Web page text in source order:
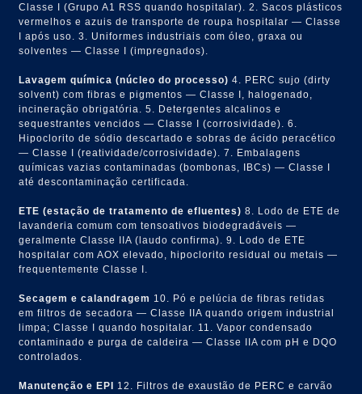
Classe I (Grupo A1 RSS quando hospitalar). 2. Sacos plásticos
vermelhos e azuis de transporte de roupa hospitalar — Classe
I após uso. 3. Uniformes industriais com óleo, graxa ou
solventes — Classe I (impregnados).
Lavagem química (núcleo do processo) 4. PERC sujo (dirty
solvent) com fibras e pigmentos — Classe I, halogenado,
incineração obrigatória. 5. Detergentes alcalinos e
sequestrantes vencidos — Classe I (corrosividade). 6.
Hipoclorito de sódio descartado e sobras de ácido peracético
— Classe I (reatividade/corrosividade). 7. Embalagens
químicas vazias contaminadas (bombonas, IBCs) — Classe I
até descontaminação certificada.
ETE (estação de tratamento de efluentes) 8. Lodo de ETE de
lavanderia comum com tensoativos biodegradáveis —
geralmente Classe IIA (laudo confirma). 9. Lodo de ETE
hospitalar com AOX elevado, hipoclorito residual ou metais —
frequentemente Classe I.
Secagem e calandragem 10. Pó e pelúcia de fibras retidas
em filtros de secadora — Classe IIA quando origem industrial
limpa; Classe I quando hospitalar. 11. Vapor condensado
contaminado e purga de caldeira — Classe IIA com pH e DQO
controlados.
Manutenção e EPI
12. Filtros de exaustão de PERC e carvão